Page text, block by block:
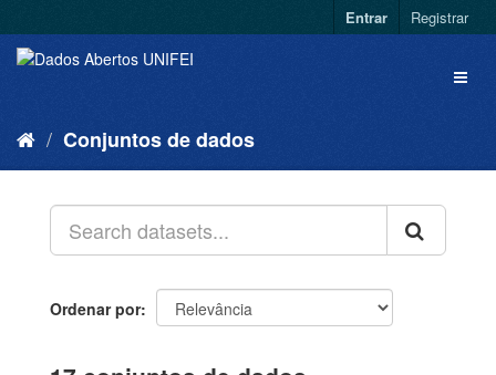
Entrar Registrar
Conjuntos de dados
Ordenar por